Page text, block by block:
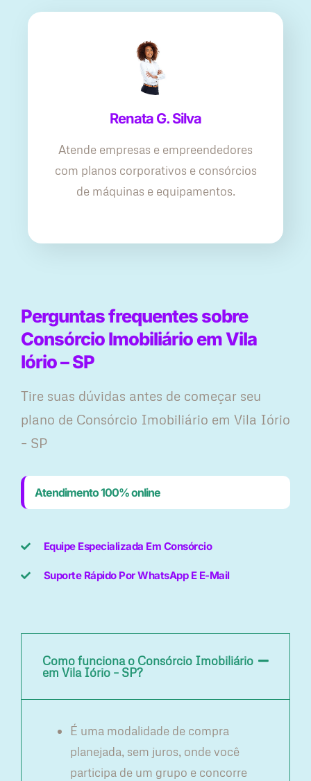
Renata G. Silva
Atende empresas e empreendedores
com planos corporativos e consórcios
de máquinas e equipamentos.
Perguntas frequentes sobre
Consórcio Imobiliário em Vila
Iório – SP
Tire suas dúvidas antes de começar seu
plano ​de Consórcio Imobiliário em Vila Iório
– SP
Atendimento 100% online
Equipe Especializada Em Consórcio
Suporte Rápido Por WhatsApp E E-Mail
Como funciona o Consórcio Imobiliário
em Vila Iório – SP?
É uma modalidade de compra
planejada, sem juros, onde você
participa de um grupo e concorre